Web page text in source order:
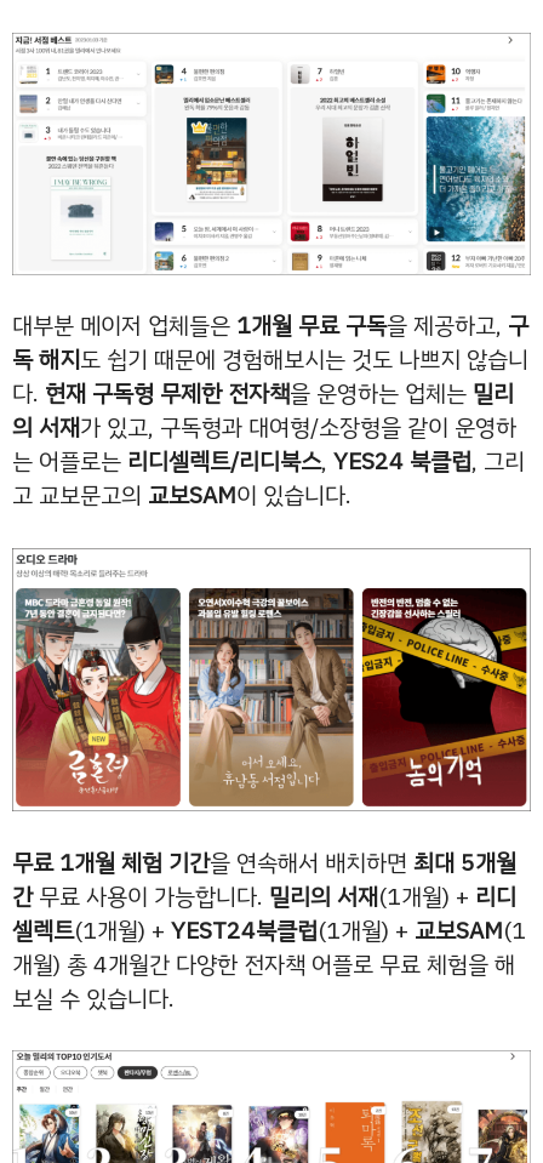
대부분 메이저 업체들은 1개월 무료 구독을 제공하고, 구
독 해지도 쉽기 때문에 경험해보시는 것도 나쁘지 않습니
다. 현재 구독형 무제한 전자책을 운영하는 업체는 밀리
의 서재가 있고, 구독형과 대여형/소장형을 같이 운영하
는 어플로는 리디셀렉트/리디북스, YES24 북클럽, 그리
고 교보문고의 교보SAM이 있습니다.
무료 1개월 체험 기간을 연속해서 배치하면 최대 5개월
간무료 사용이 가능합니다. 밀리의 서재(1개월) + 리디
셀렉트(1개월) + YEST24북클럽(1개월) + 교보SAM(1
개월) 총 4개월간 다양한 전자책 어플로 무료 체험을 해
보실 수 있습니다.